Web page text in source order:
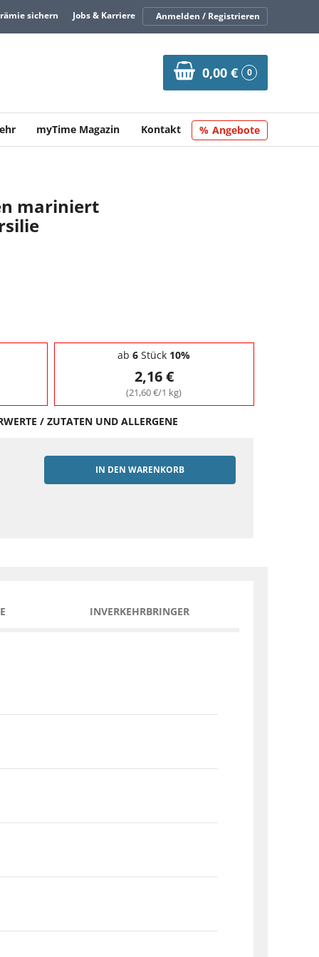
sichern Jobs & Karriere Anmelden / Registrieren
0,00 € 0
myTime Magazin Kontakt Angebote
mariniert
ab 6 Stück 10%
2,16 €
(21,60 €/1 kg)
/ ZUTATEN UND ALLERGENE
IN DEN WARENKORB
INVERKEHRBRINGER